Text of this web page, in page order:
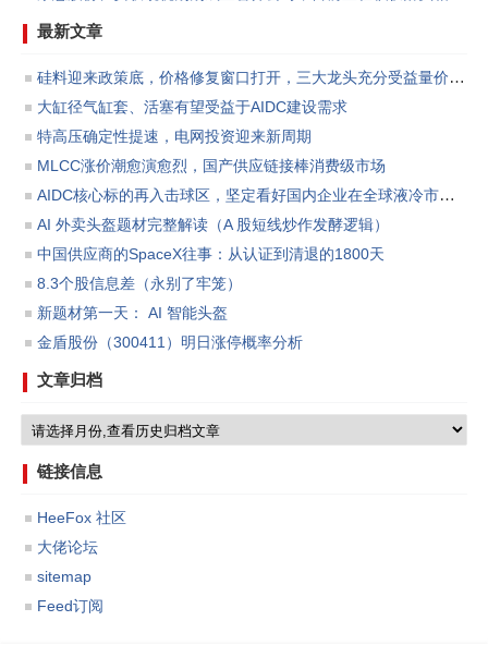
最新文章
硅料迎来政策底，价格修复窗口打开，三大龙头充分受益量价反转
大缸径气缸套、活塞有望受益于AIDC建设需求
特高压确定性提速，电网投资迎来新周期
MLCC涨价潮愈演愈烈，国产供应链接棒消费级市场
AIDC核心标的再入击球区，坚定看好国内企业在全球液冷市场份额渗透所带来的板块投资机会。
AI 外卖头盔题材完整解读（A 股短线炒作发酵逻辑）
中国供应商的SpaceX往事：从认证到清退的1800天
8.3个股信息差（永别了牢笼）
新题材第一天： AI 智能头盔
金盾股份（300411）明日涨停概率分析
文章归档
链接信息
HeeFox 社区
大佬论坛
sitemap
Feed订阅